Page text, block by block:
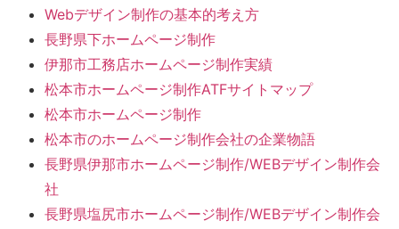
Webデザイン制作の基本的考え方
長野県下ホームページ制作
伊那市工務店ホームページ制作実績
松本市ホームページ制作ATFサイトマップ
松本市ホームページ制作
松本市のホームページ制作会社の企業物語
長野県伊那市ホームページ制作/WEBデザイン制作会
社
長野県塩尻市ホームページ制作/WEBデザイン制作会